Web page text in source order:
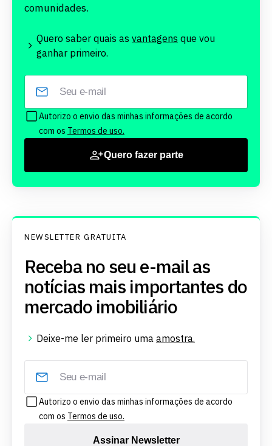
comunidades.
Quero saber quais as vantagens que vou
ganhar primeiro.
Autorizo o envio das minhas informações de acordo
com os Termos de uso.
Quero fazer parte
NEWSLETTER GRATUITA
Receba no seu e-mail as
notícias mais importantes do
mercado imobiliário
Deixe-me ler primeiro uma amostra.
Autorizo o envio das minhas informações de acordo
com os Termos de uso.
Assinar Newsletter